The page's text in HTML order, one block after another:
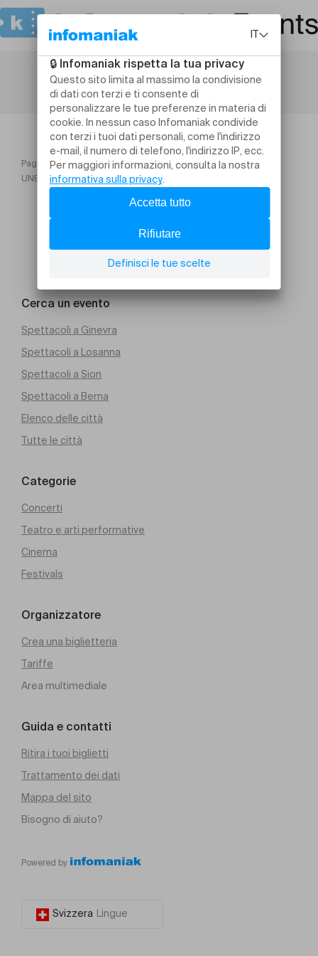
Pagina iniziale
TO! Saison 2026
UNE CHOSE APRÈS L’AUTRE
Cerca un evento
Spettacoli a Ginevra
Spettacoli a Losanna
Spettacoli a Sion
Spettacoli a Berna
Elenco delle città
Tutte le città
Categorie
Concerti
Teatro e arti performative
Cinema
Festivals
Organizzatore
Crea una biglietteria
Tariffe
Area multimediale
Guida e contatti
Ritira i tuoi biglietti
Trattamento dei dati
Mappa del sito
Bisogno di aiuto?
Powered by
Svizzera Lingue